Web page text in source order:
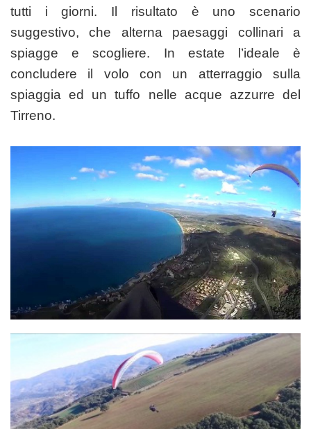
tutti i giorni. Il risultato è uno scenario
suggestivo, che alterna paesaggi collinari a
spiagge e scogliere. In estate l’ideale è
concludere il volo con un atterraggio sulla
spiaggia ed un tuffo nelle acque azzurre del
Tirreno.